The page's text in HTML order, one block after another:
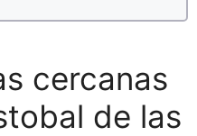
cercanas
de las